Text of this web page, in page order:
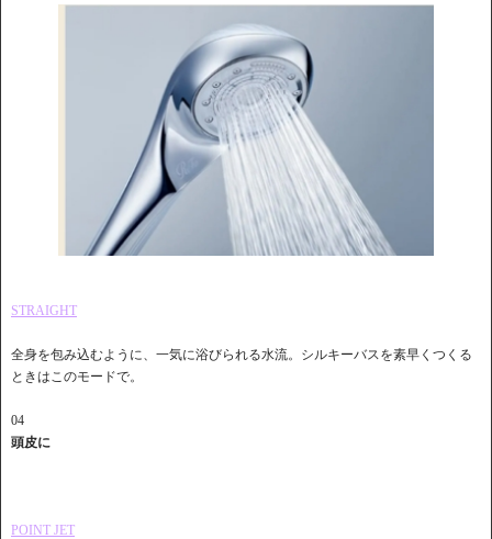
STRAIGHT
全身を包み込むように、一気に浴びられる水流。シルキーバスを素早くつくる
ときはこのモードで。
04
頭皮に
POINT JET